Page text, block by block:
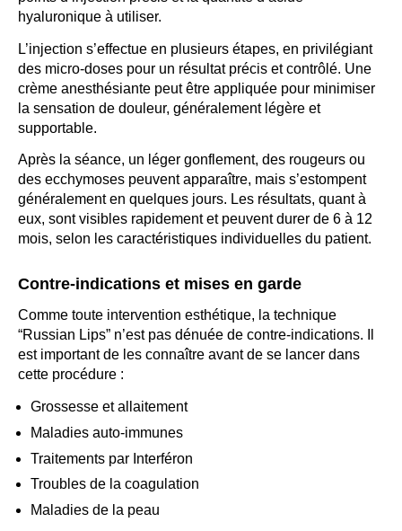
hyaluronique à utiliser.
L’injection s’effectue en plusieurs étapes, en privilégiant
des micro-doses pour un résultat précis et contrôlé. Une
crème anesthésiante peut être appliquée pour minimiser
la sensation de douleur, généralement légère et
supportable.
Après la séance, un léger gonflement, des rougeurs ou
des ecchymoses peuvent apparaître, mais s’estompent
généralement en quelques jours. Les résultats, quant à
eux, sont visibles rapidement et peuvent durer de 6 à 12
mois, selon les caractéristiques individuelles du patient.
Contre-indications et mises en garde
Comme toute intervention esthétique, la technique
“Russian Lips” n’est pas dénuée de contre-indications. Il
est important de les connaître avant de se lancer dans
cette procédure :
Grossesse et allaitement
Maladies auto-immunes
Traitements par Interféron
Troubles de la coagulation
Maladies de la peau